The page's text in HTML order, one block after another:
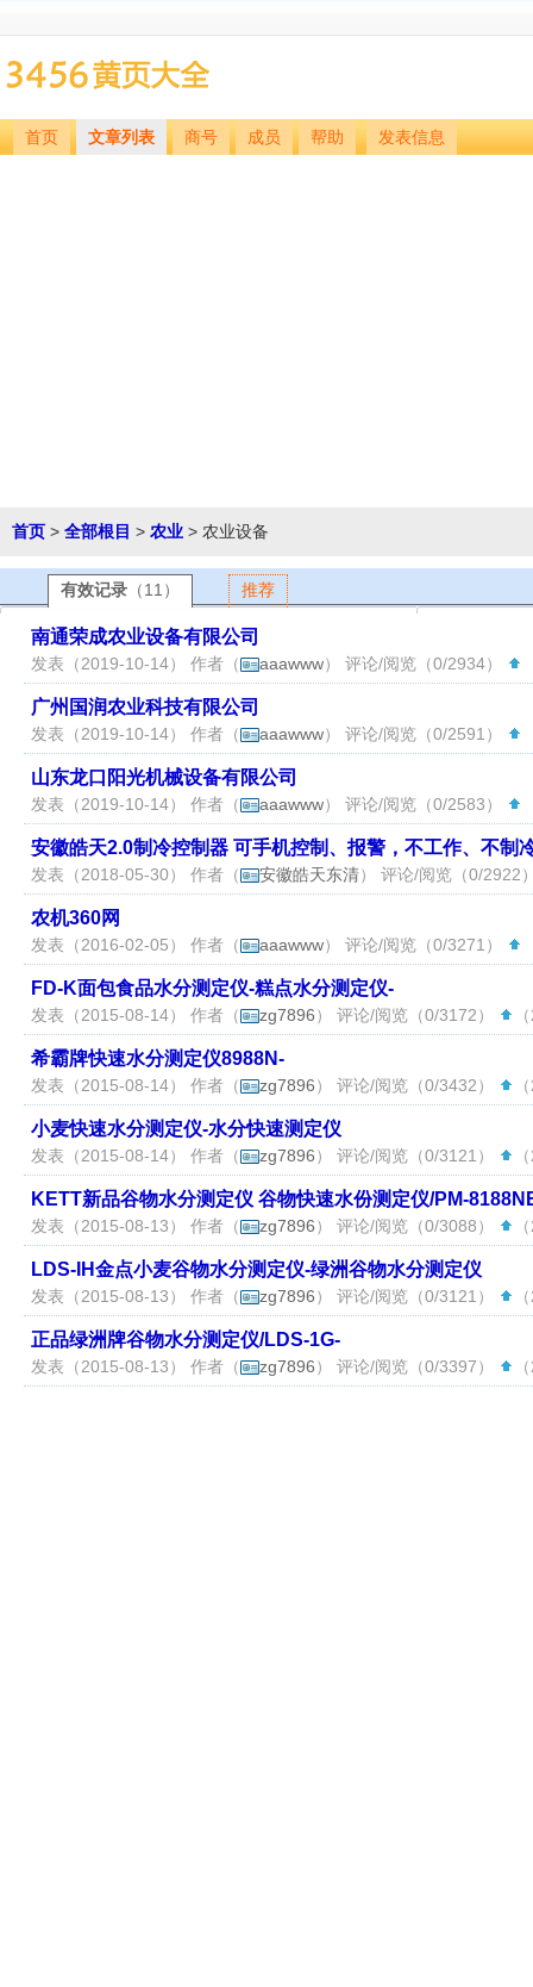
首页 文章列表 商号 成员 帮助 发表信息
首页 > 全部根目 > 农业 > 农业设备
有效记录 （11） 推荐
南通荣成农业设备有限公司
发表（2019-10-14） 作者（ aaawww） 评论/阅览（0/2934）
广州国润农业科技有限公司
发表（2019-10-14） 作者（ aaawww） 评论/阅览（0/2591）
山东龙口阳光机械设备有限公司
发表（2019-10-14） 作者（ aaawww） 评论/阅览（0/2583）
安徽皓天2.0制冷控制器 可手机控制、报警，不工作、不制
发表（2018-05-30） 作者（ 安徽皓天东清） 评论/阅览（0/2922
农机360网
发表（2016-02-05） 作者（ aaawww） 评论/阅览（0/3271）
FD-K面包食品水分测定仪-糕点水分测定仪-
发表（2015-08-14） 作者（ zg7896） 评论/阅览（0/3172）
希霸牌快速水分测定仪8988N-
发表（2015-08-14） 作者（ zg7896） 评论/阅览（0/3432）
小麦快速水分测定仪-水分快速测定仪
发表（2015-08-14） 作者（ zg7896） 评论/阅览（0/3121）
KETT新品谷物水分测定仪 谷物快速水份测定仪/PM-
发表（2015-08-13） 作者（ zg7896） 评论/阅览（0/3088）
LDS-IH金点小麦谷物水分测定仪-绿洲谷物水分测定仪
发表（2015-08-13） 作者（ zg7896） 评论/阅览（0/3121）
正品绿洲牌谷物水分测定仪/LDS-1G-
发表（2015-08-13） 作者（ zg7896） 评论/阅览（0/3397）